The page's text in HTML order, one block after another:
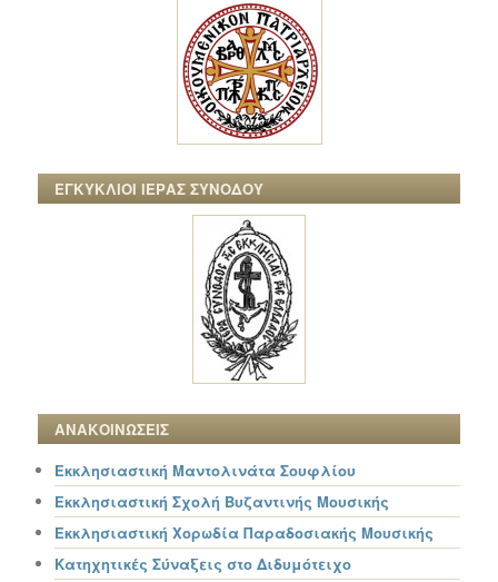
ΕΓΚΥΚΛΙΟΙ ΙΕΡΑΣ ΣΥΝΟΔΟΥ
ΑΝΑΚΟΙΝΩΣΕΙΣ
Εκκλησιαστική Μαντολινάτα Σουφλίου
Εκκλησιαστική Σχολή Βυζαντινής Μουσικής
Εκκλησιαστική Χορωδία Παραδοσιακής Μουσικής
Κατηχητικές Σύναξεις στο Διδυμότειχο